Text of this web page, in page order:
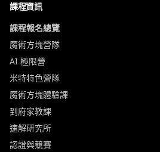
課程資訊
課程報名總覽
魔術方塊營隊
AI 極限營
米特特色營隊
魔術方塊體驗課
到府家教課
速解研究所
認證與競賽